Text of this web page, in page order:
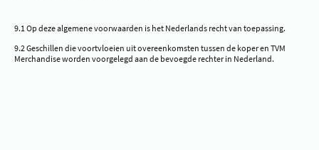
9.1 Op deze algemene voorwaarden is het Nederlands recht van toepassing.
9.2 Geschillen die voortvloeien uit overeenkomsten tussen de koper en TVM
Merchandise worden voorgelegd aan de bevoegde rechter in Nederland.